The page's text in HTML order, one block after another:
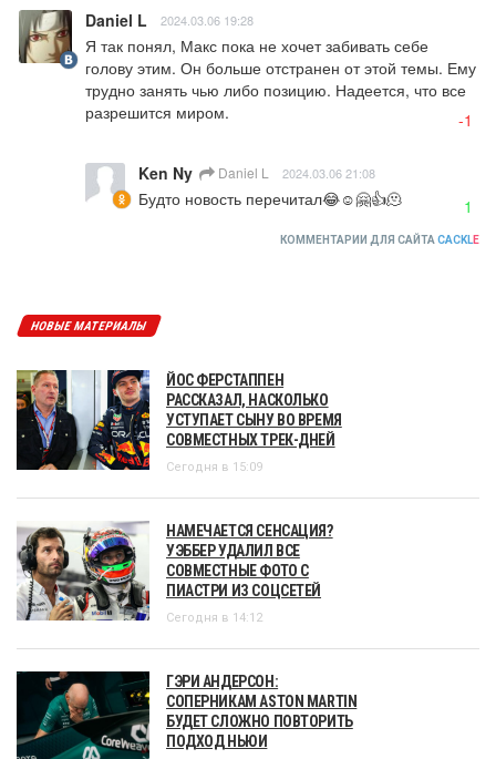
Daniel L 2024.03.06 19:28
Я так понял, Макс пока не хочет забивать себе
голову этим. Он больше отстранен от этой темы. Ему
трудно занять чью либо позицию. Надеется, что все
разрешится миром.
-1
Ken Ny Daniel L 2024.03.06 21:08
Будто новость перечитал😂☺️🤗👍🫠 1
КОММЕНТАРИИ ДЛЯ САЙТА CACKLE
НОВЫЕ МАТЕРИАЛЫ
ЙОС ФЕРСТАППЕН
РАССКАЗАЛ, НАСКОЛЬКО
УСТУПАЕТ СЫНУ ВО ВРЕМЯ
СОВМЕСТНЫХ ТРЕК-ДНЕЙ
Сегодня в 15:09
НАМЕЧАЕТСЯ СЕНСАЦИЯ?
УЭББЕР УДАЛИЛ ВСЕ
СОВМЕСТНЫЕ ФОТО С
ПИАСТРИ ИЗ СОЦСЕТЕЙ
Сегодня в 14:12
ГЭРИ АНДЕРСОН:
СОПЕРНИКАМ ASTON MARTIN
БУДЕТ СЛОЖНО ПОВТОРИТЬ
ПОДХОД НЬЮИ